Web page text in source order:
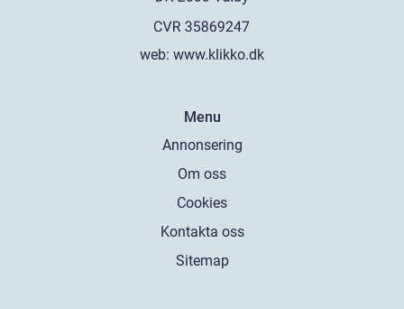
web: www.klikko.dk
Menu
Annonsering
Om oss
Cookies
Kontakta oss
Sitemap